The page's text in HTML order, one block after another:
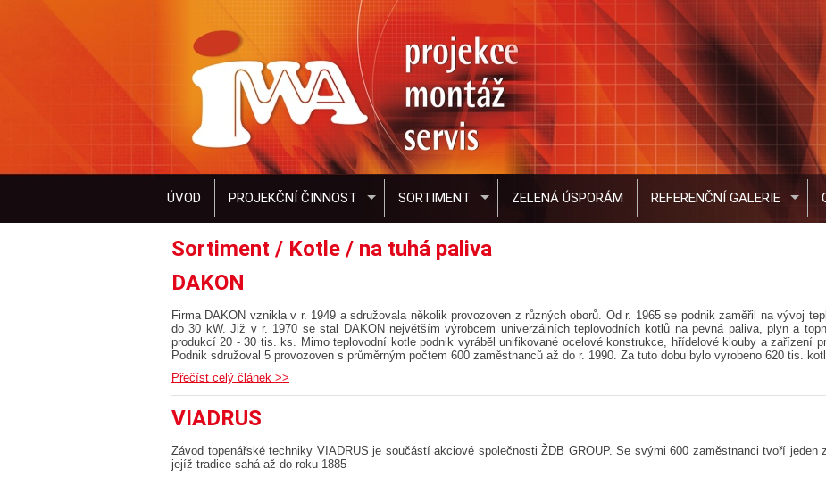
ÚVOD PROJEKČNÍ ČINNOST SORTIMENT ZELENÁ ÚSPORÁM REFERENČNÍ GALERIE
Sortiment / Kotle / na tuhá paliva
DAKON
Firma DAKON vznikla v r. 1949 a sdružovala několik provozoven z různých oborů. Od r. 1965 se podnik zaměřil na vývoj
do 30 kW. Již v r. 1970 se stal DAKON největším výrobcem univerzálních teplovodních kotlů na pevná paliva, plyn a
produkcí 20 - 30 tis. ks. Mimo teplovodní kotle podnik vyráběl unifikované ocelové konstrukce, hřídelové klouby a zařízení
Podnik sdružoval 5 provozoven s průměrným počtem 600 zaměstnanců až do r. 1990. Za tuto dobu bylo vyrobeno 620 tis.
Přečíst celý článek >>
VIADRUS
Závod topenářské techniky VIADRUS je součástí akciové společnosti ŽDB GROUP. Se svými 600 zaměstnanci tvoří
jejíž tradice sahá až do roku 1885